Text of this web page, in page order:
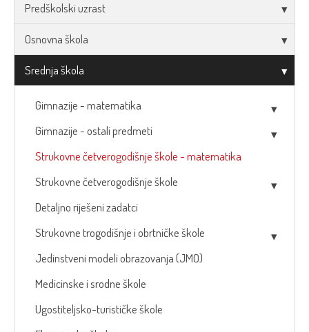
Predškolski uzrast
Osnovna škola
Srednja škola
Gimnazije - matematika
Gimnazije - ostali predmeti
Strukovne četverogodišnje škole - matematika
Strukovne četverogodišnje škole
Detaljno riješeni zadatci
Strukovne trogodišnje i obrtničke škole
Jedinstveni modeli obrazovanja (JMO)
Medicinske i srodne škole
Ugostiteljsko-turističke škole